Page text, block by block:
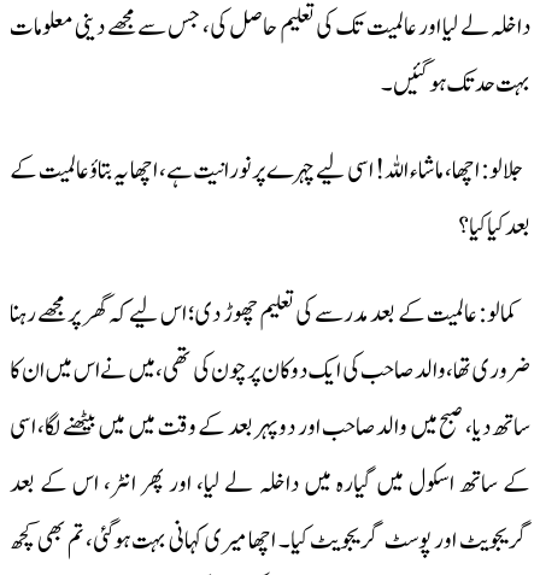
داخلہ لے لیا اور عالمیت تک کی تعلیم حاصل کی، جس سے مجھے دینی معلومات
بہت حد تک ہوگئیں۔
جلالو: اچھا، ما شاء اللہ! اسی لیے چہرے پر نورانیت ہے، اچھا یہ بتاؤ عالمیت کے
بعد کیا کیا؟
کمالو: عالمیت کے بعد مدرسے کی تعلیم چھوڑ دی؛ اس لیے کہ گھر پر مجھے رہنا
ضروری تھا، والد صاحب کی ایک دوکان پرچون کی تھی، میں نے اس میں ان کا
ساتھ دیا، صبح میں والد صاحب اور دوپہر بعد کے وقت میں میں بیٹھنے لگا، اسی
کے ساتھ اسکول میں گیارہ میں داخلہ لے لیا، اور پھر انٹر، اس کے بعد
گریجویٹ اور پوسٹ گریجویٹ کیا۔ اچھا میری کہانی بہت ہوگئی، تم بھی کچھ